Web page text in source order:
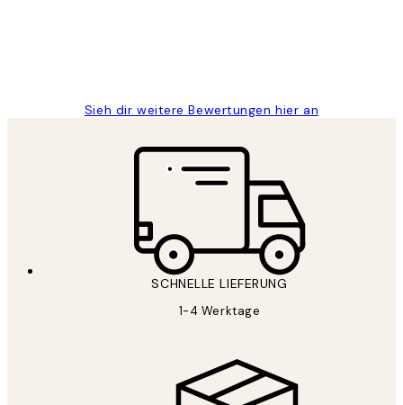
Sieh dir weitere Bewertungen hier an
SCHNELLE LIEFERUNG
1-4 Werktage